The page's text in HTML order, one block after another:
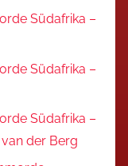
Südafrika –
Südafrika –
Südafrika –
der Berg